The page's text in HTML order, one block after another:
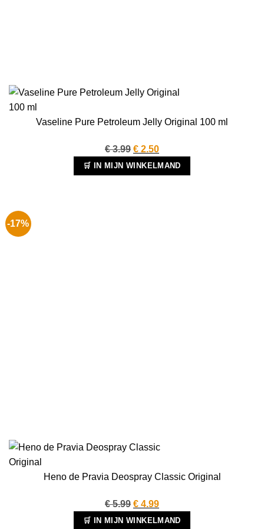
Vaseline Pure Petroleum Jelly Original 100 ml
€3.99 Oorspronkelijke
prijs
was:
€ 2.50Huidige
prijs
is:
🛒 IN MIJN WINKELMAND
-17%
Heno de Pravia Deospray Classic Original
€5.99 Oorspronkelijke
prijs
€ 4.99Huidige
prijs
🛒 IN MIJN WINKELMAND